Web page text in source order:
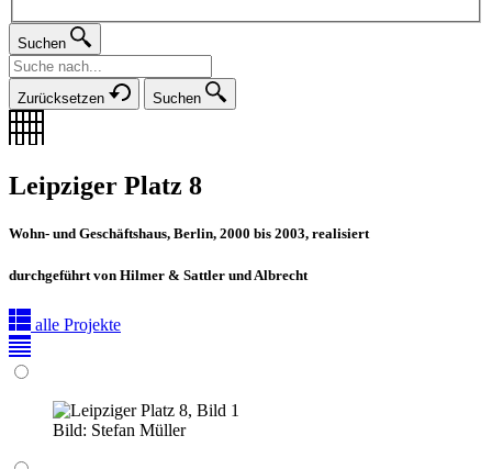
Suchen
Zurücksetzen Suchen
Leipziger Platz 8
Wohn- und Geschäftshaus, Berlin, 2000 bis 2003, realisiert
durchgeführt von Hilmer & Sattler und Albrecht
alle Projekte
Bild: Stefan Müller